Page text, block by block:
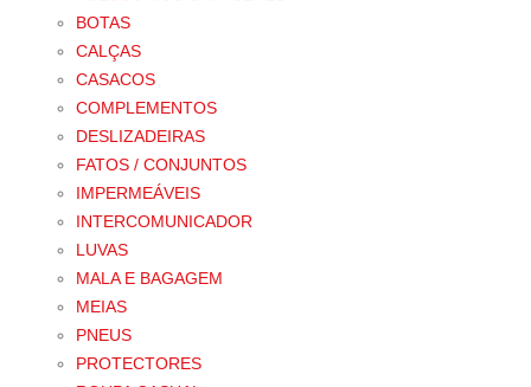
BOTAS
CALÇAS
CASACOS
COMPLEMENTOS
DESLIZADEIRAS
FATOS / CONJUNTOS
IMPERMEÁVEIS
INTERCOMUNICADOR
LUVAS
MALA E BAGAGEM
MEIAS
PNEUS
PROTECTORES